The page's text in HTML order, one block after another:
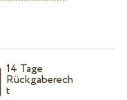
14 Tage
Rückgaberech
t